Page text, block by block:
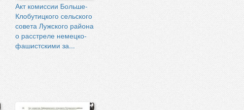
Акт комиссии Больше-
Клобутицкого сельского
совета Лужского района
о расстреле немецко-
фашистскими за...